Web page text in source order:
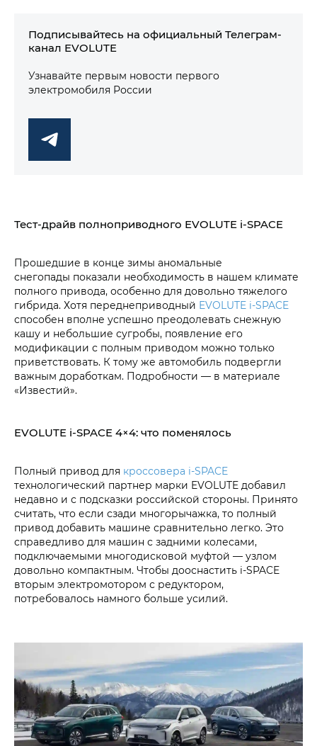
Подписывайтесь на официальный Телеграм-
канал EVOLUTE
Узнавайте первым новости первого
электромобиля России
Тест-драйв полноприводного EVOLUTE i‑SPACE
Прошедшие в конце зимы аномальные
снегопады показали необходимость в нашем климате
полного привода, особенно для довольно тяжелого
гибрида. Хотя переднеприводный EVOLUTE i‑SPACE
способен вполне успешно преодолевать снежную
кашу и небольшие сугробы, появление его
модификации с полным приводом можно только
приветствовать. К тому же автомобиль подвергли
важным доработкам. Подробности — в материале
«Известий».
EVOLUTE i‑SPACE 4×4: что поменялось
Полный привод для кроссовера i‑SPACE
технологический партнер марки EVOLUTE добавил
недавно и с подсказки российской стороны. Принято
считать, что если сзади многорычажка, то полный
привод добавить машине сравнительно легко. Это
справедливо для машин с задними колесами,
подключаемыми многодисковой муфтой — узлом
довольно компактным. Чтобы дооснастить i‑SPACE
вторым электромотором с редуктором,
потребовалось намного больше усилий.